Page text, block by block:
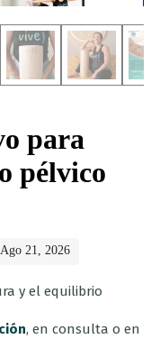
para
pélvico
21, 2026
y el equilibrio
, en consulta o en